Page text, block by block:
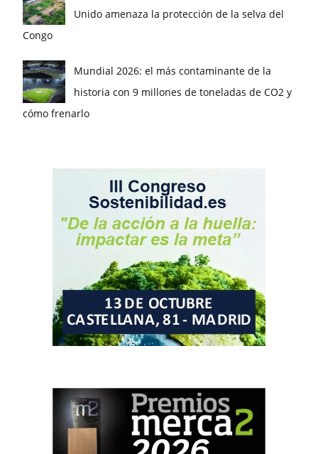
Unido amenaza la protección de la selva del
Congo
Mundial 2026: el más contaminante de la
historia con 9 millones de toneladas de CO2 y
cómo frenarlo